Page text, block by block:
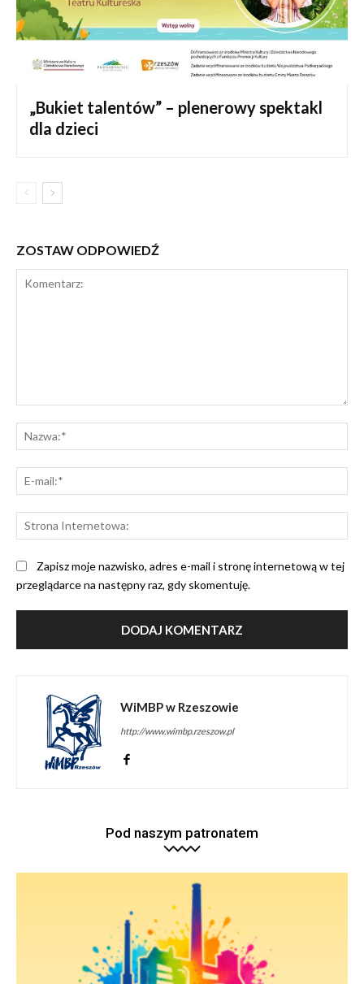
„Bukiet talentów” – plenerowy spektakl
dla dzieci
ZOSTAW ODPOWIEDŹ
Zapisz moje nazwisko, adres e-mail i stronę internetową w tej
przeglądarce na następny raz, gdy skomentuję.
WiMBP w Rzeszowie
http://www.wimbp.rzeszow.pl
Pod naszym patronatem